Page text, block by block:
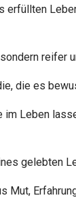
erfüllten
reifer
die es
im Leben
gelebten
Mut,